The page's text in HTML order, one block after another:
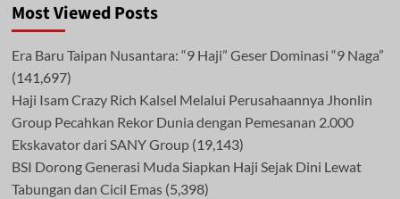
Most Viewed Posts
Era Baru Taipan Nusantara: “9 Haji” Geser Dominasi “9 Naga”
(141,697)
Haji Isam Crazy Rich Kalsel Melalui Perusahaannya Jhonlin
Group Pecahkan Rekor Dunia dengan Pemesanan 2.000
Ekskavator dari SANY Group (19,143)
BSI Dorong Generasi Muda Siapkan Haji Sejak Dini Lewat
Tabungan dan Cicil Emas (5,398)